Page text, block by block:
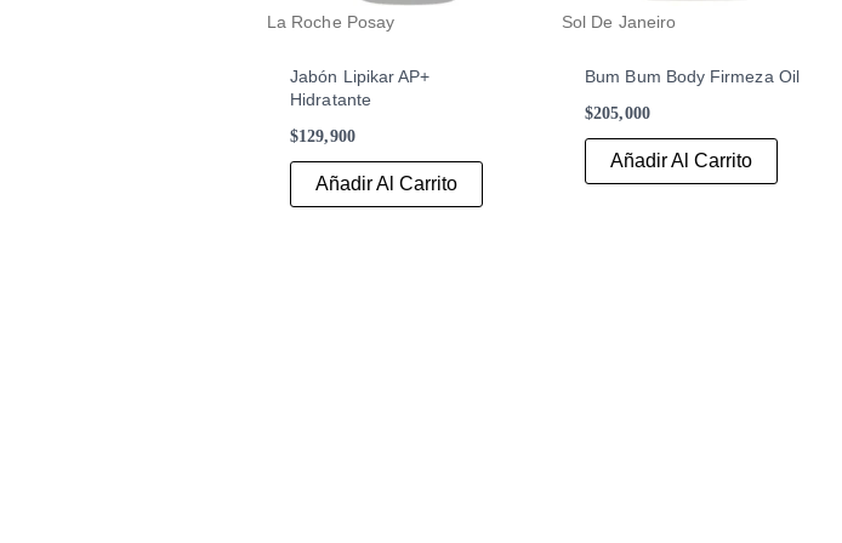
La Roche Posay
Jabón Lipikar AP+
Hidratante
$129,900
Añadir Al Carrito
Sol De Janeiro
Bum Bum Body Firmeza Oil
$205,000
Añadir Al Carrito